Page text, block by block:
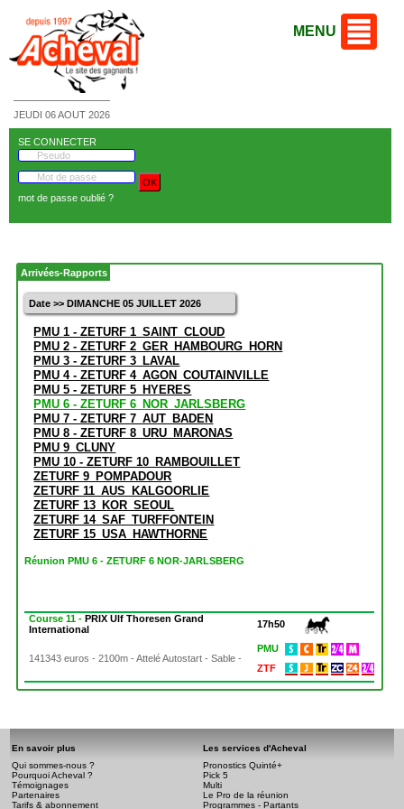
JEUDI 06 AOUT 2026
MENU
SE CONNECTER
mot de passe oublié ?
Arrivées-Rapports
Date >> DIMANCHE 05 JUILLET 2026
PMU 1 - ZETURF 1_SAINT_CLOUD
PMU 2 - ZETURF 2_GER_HAMBOURG_HORN
PMU 3 - ZETURF 3_LAVAL
PMU 4 - ZETURF 4_AGON_COUTAINVILLE
PMU 5 - ZETURF 5_HYERES
PMU 6 - ZETURF 6_NOR_JARLSBERG
PMU 7 - ZETURF 7_AUT_BADEN
PMU 8 - ZETURF 8_URU_MARONAS
PMU 9_CLUNY
PMU 10 - ZETURF 10_RAMBOUILLET
ZETURF 9_POMPADOUR
ZETURF 11_AUS_KALGOORLIE
ZETURF 13_KOR_SEOUL
ZETURF 14_SAF_TURFFONTEIN
ZETURF 15_USA_HAWTHORNE
Réunion PMU 6 - ZETURF 6 NOR-JARLSBERG
Course 11 -PRIX Ulf Thoresen Grand
International
17h50
141343 euros - 2100m - Attelé Autostart - Sable -
PMU
ZTF
En savoir plus
Qui sommes-nous ?
Pourquoi Acheval ?
Témoignages
Partenaires
Tarifs & abonnement
Les services d'Acheval
Pronostics Quinté+
Pick 5
Multi
Le Pro de la réunion
Programmes - Partants